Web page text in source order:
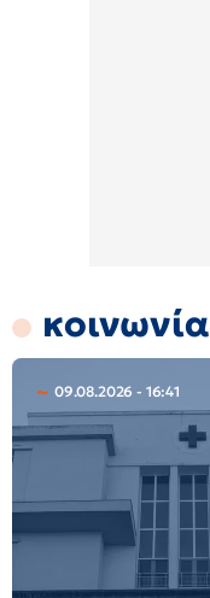
κοινωνία
09.08.2026 - 16:41